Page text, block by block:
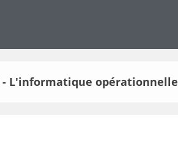
- L'informatique opérationnelle